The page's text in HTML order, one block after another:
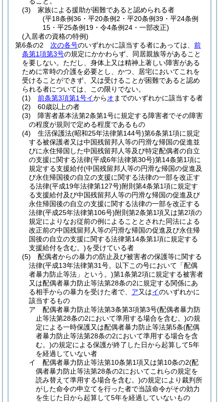
(3)
家族による援助が困難であると認められる者
(平18条例36・平20条例2・平20条例39・平24条例
15・平25条例19・令4条例24・一部改正)
(入居者の資格の特例)
第6条の2
次の各号のいずれかに該当する者にあっては、 前
条第1項第3号の規定にかかわらず、同居親族等があること
を要しない。 ただし、身体上又は精神上著しい障害がある
ために常時の介護を必要とし、かつ、居宅においてこれを
受けることができず、又は受けることが困難であると認め
られる者については、この限りでない。
(1)
前条第3項第1号イからオ までのいずれかに該当する者
(2)
60歳以上の者
(3)
障害者基本法第2条第1号に規定する障害者でその障害
の程度が規則で定める程度であるもの
(4)
生活保護法(昭和25年法律第144号)第6条第1項に規定
する被保護者又は中国残留邦人等の円滑な帰国の促進並
びに永住帰国した中国残留邦人等及び特定配偶者の自立
の支援に関する法律(平成6年法律第30号)第14条第1項に
規定する支援給付(中国残留邦人等の円滑な帰国の促進及
び永住帰国後の自立の支援に関する法律の一部を改正す
る法律(平成19年法律第127号)附則第4条第1項に規定す
る支援給付及び中国残留邦人等の円滑な帰国の促進及び
永住帰国後の自立の支援に関する法律の一部を改正する
法律(平成25年法律第106号)附則第2条第1項又は第2項の
規定によりなお従前の例によることとされた同法による
改正前の中国残留邦人等の円滑な帰国の促進及び永住帰
国後の自立の支援に関する法律第14条第1項に規定する
支援給付を含む。)を受けている者
(5)
配偶者からの暴力の防止及び被害者の保護等に関する
法律(平成13年法律第31号。以下この号において「配偶
者暴力防止等法」という。)第1条第2項に規定する被害者
又は配偶者暴力防止等法第28条の2に規定する関係にあ
る相手からの暴力を受けた者で、 ア又はイのいずれかに
該当するもの
ア
配偶者暴力防止等法第3条第3項第3号(配偶者暴力防
止等法第28条の2において準用する場合を含む。)の規
定による一時保護又は配偶者暴力防止等法第5条(配偶
者暴力防止等法第28条の2において準用する場合を含
む。)の規定による保護が終了した日から起算して5年
を経過していない者
イ
配偶者暴力防止等法第10条第1項又は第10条の2(配
偶者暴力防止等法第28条の2においてこれらの規定を
読み替えて準用する場合を含む。)の規定により裁判所
がした命令の申立てを行った者で当該命令がその効力
を生じた日から起算して5年を経過していないもの